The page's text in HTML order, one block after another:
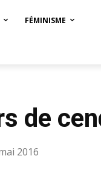
FÉMINISME
de
2016